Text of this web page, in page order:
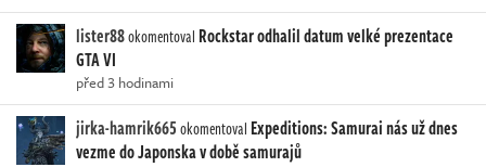
lister88okomentoval Rockstar odhalil datum velké prezentace
GTA VI
před 3 hodinami
jirka-hamrik665okomentoval Expeditions: Samurai nás už dnes
vezme do Japonska v době samurajů